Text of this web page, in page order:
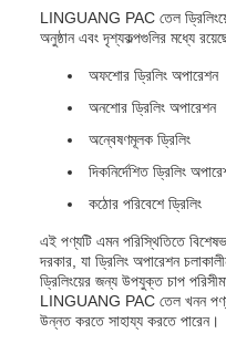
LINGUANG PAC তেল
অনুষ্ঠান এবং দৃশ্যকল্পগুলির মধ্যে
অফশোর ড্রিলিং অপারেশন
অনশোর ড্রিলিং অপারেশন
অন্বেষণমূলক ড্রিলিং
দিকনির্দেশিত ড্রিলিং
কঠোর পরিবেশে ড্রিলিং
এই পণ্যটি এমন পরিস্থিতিতে
দরকার, যা ড্রিলিং অপারেশন
ড্রিলিংয়ের জন্য উপযুক্ত চাপ
LINGUANG PAC তেল খনন পণ্য
উন্নত করতে সাহায্য করতে পারেন।